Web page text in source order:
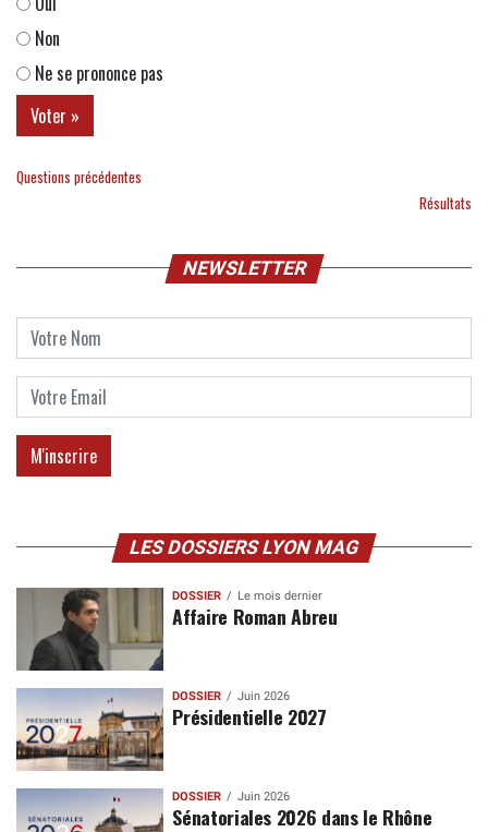
Non
Ne se prononce pas
Questions précédentes
Résultats
NEWSLETTER
LES DOSSIERS LYON MAG
DOSSIER Le mois dernier
Affaire Roman Abreu
DOSSIER Juin 2026
Présidentielle 2027
DOSSIER Juin 2026
Sénatoriales 2026 dans le Rhône